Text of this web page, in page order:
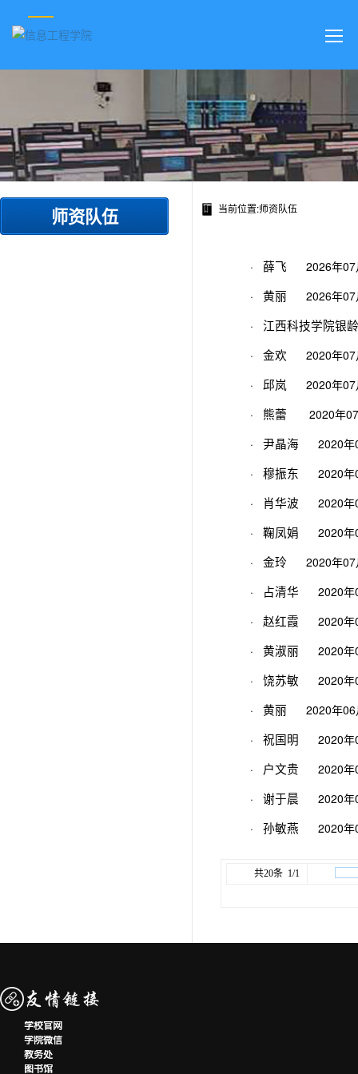
师资队伍 当前位置:师资队伍
· 薛飞
2026年
·
黄丽
2026年
·
江西科技学院银
· 金欢
2020年
·
邱岚
2020年
·
熊蕾
2020年
·
尹晶海
2020
·
穆振东
2020
·
肖华波
2020
·
鞠凤娟
2020
·
金玲
2020年
·
占清华
2020
·
赵红霞
2020
·
黄淑丽
2020
·
饶苏敏
2020
·
黄丽
2020年
·
祝国明
2020
·
户文贵
2020
·
谢于晨
2020
·
孙敏燕 2020
共20条 1/1
学校官网
学院微信
教务处
图书馆